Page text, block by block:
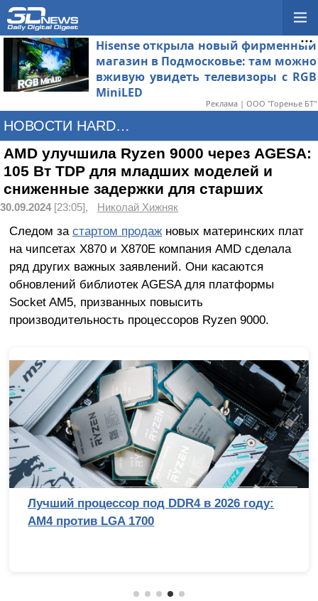
Hisense открыла новый фирменный
магазин в Подмосковье: там можно
вживую увидеть телевизоры с RGB
MiniLED
Реклама | ООО "Горенье БТ"
НОВОСТИ HARDWARE
AMD улучшила Ryzen 9000 через AGESA:
105 Вт TDP для младших моделей и
сниженные задержки для старших
30.09.2024[23:05], Николай Хижняк
Следом за стартом продажновых материнских плат
на чипсетах X870 и X870E компания AMD сделала
ряд других важных заявлений. Они касаются
обновлений библиотек AGESA для платформы
Socket AM5, призванных повысить
производительность процессоров Ryzen 9000.
Топ-10 смартфонов до 10 тысяч
(2026 год)